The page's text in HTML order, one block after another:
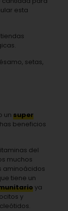
esta
setas,
un super
beneficios
del
muchos
aminoácidos
tiene un
ya
y